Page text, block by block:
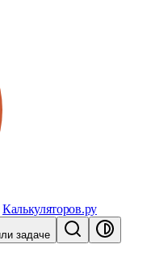
Калькуляторов.ру
задаче